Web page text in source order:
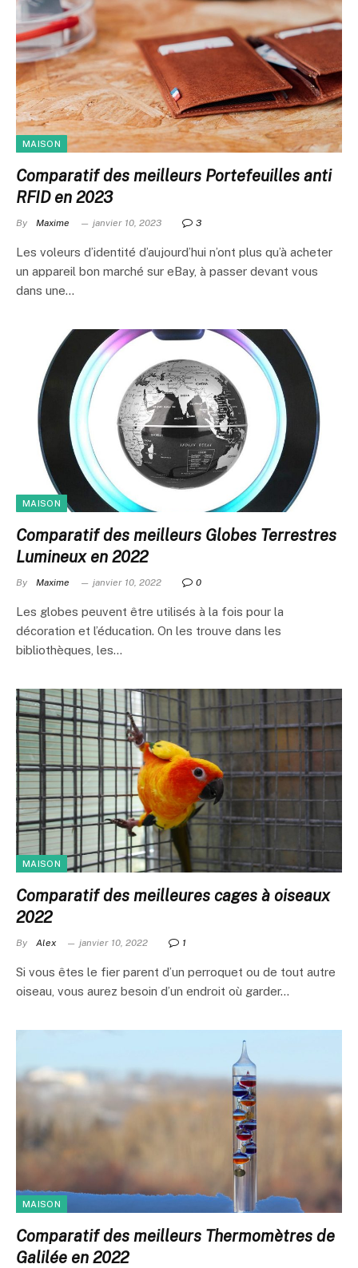
MAISON
Comparatif des meilleurs Portefeuilles anti
RFID en 2023
By Maxime janvier 10, 2023 3
Les voleurs d’identité d’aujourd’hui n’ont plus qu’à acheter
un appareil bon marché sur eBay, à passer devant vous
dans une…
MAISON
Comparatif des meilleurs Globes Terrestres
Lumineux en 2022
By Maxime janvier 10, 2022 0
Les globes peuvent être utilisés à la fois pour la
décoration et l’éducation. On les trouve dans les
bibliothèques, les…
MAISON
Comparatif des meilleures cages à oiseaux
2022
By Alex janvier 10, 2022 1
Si vous êtes le fier parent d’un perroquet ou de tout autre
oiseau, vous aurez besoin d’un endroit où garder…
MAISON
Comparatif des meilleurs Thermomètres de
Galilée en 2022